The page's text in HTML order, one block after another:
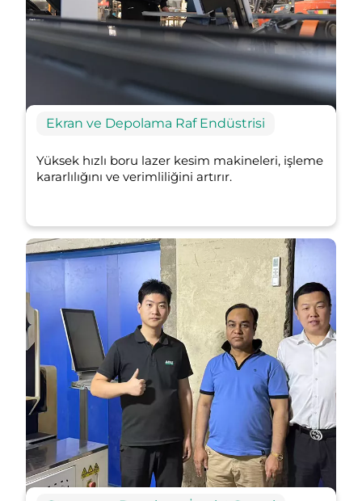
Ekran ve Depolama Raf Endüstrisi
Yüksek hızlı boru lazer kesim makineleri, işleme
kararlılığını ve verimliliğini artırır.